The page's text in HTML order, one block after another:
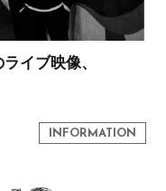
イブ映像、